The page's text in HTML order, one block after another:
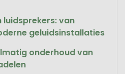
luidsprekers: van
geluidsinstallaties
onderhoud van